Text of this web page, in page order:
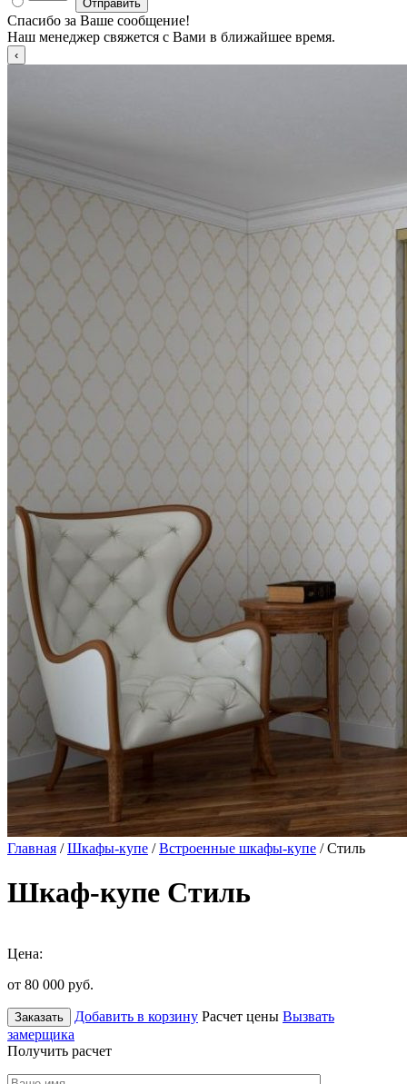
Спасибо за Ваше сообщение!
Наш менеджер свяжется с Вами в ближайшее время.
Главная /Шкафы-купе /Встроенные шкафы-купе / Стиль
Шкаф-купе Стиль
Цена:
от 80 000 руб.
Заказать Добавить в корзину Расчет цены Вызвать
замерщика
Получить расчет